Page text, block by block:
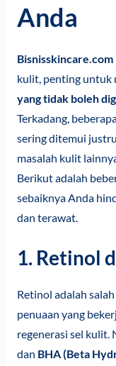
Anda
Bisnisskincare.com
kulit, penting untuk
yang tidak boleh
Terkadang,
sering ditemui
masalah kulit
Berikut adalah
sebaiknya Anda
dan terawat.
1. Retinol
Retinol adalah
penuaan yang
regenerasi sel kulit.
dan BHA (Beta